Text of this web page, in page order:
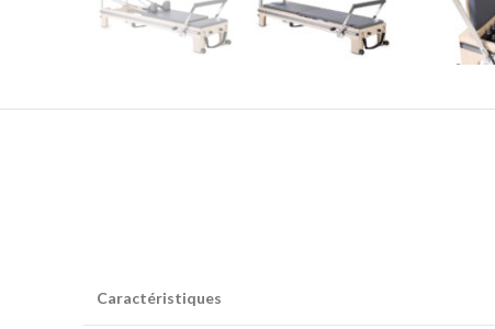
Caractéristiques